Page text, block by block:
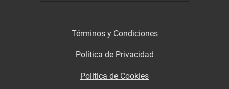
Términos y Condiciones
Política de Privacidad
Politica de Cookies